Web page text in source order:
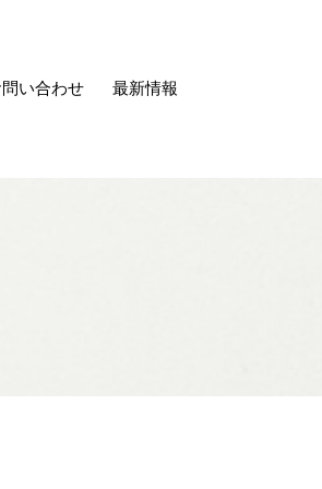
い合わせ 最新情報